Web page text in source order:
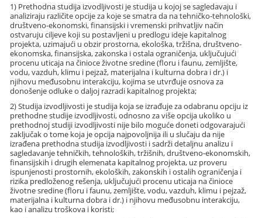
1) Prethodna studija izvodljivosti je studija u kojoj se sagledavaju i
analiziraju različite opcije za koje se smatra da na tehničko-tehnološki,
društveno-ekonomski, finansijski i vremenski prihvatljiv način
ostvaruju ciljeve koji su postavljeni u predlogu ideje kapitalnog
projekta, uzimajući u obzir prostorna, ekološka, tržišna, društveno-
ekonomska, finansijska, zakonska i ostala ograničenja, uključujući
procenu uticaja na činioce životne sredine (floru i faunu, zemljište,
vodu, vazduh, klimu i pejzaž, materijalna i kulturna dobra i dr.) i
njihovu međusobnu interakciju, kojima se utvrđuje osnova za
donošenje odluke o daljoj razradi kapitalnog projekta;
2) Studija izvodljivosti je studija koja se izrađuje za odabranu opciju iz
prethodne studije izvodljivosti, odnosno za više opcija ukoliko u
prethodnoj studiji izvodljivosti nije bilo moguće doneti odgovarajući
zaključak o tome koja je opcija najpovoljnija ili u slučaju da nije
izrađena prethodna studija izvodljivosti i sadrži detaljnu analizu i
sagledavanje tehničkih, tehnoloških, tržišnih, društveno-ekonomskih,
finansijskih i drugih elemenata kapitalnog projekta, uz proveru
ispunjenosti prostornih, ekoloških, zakonskih i ostalih ograničenja i
rizika predloženog rešenja, uključujući procenu uticaja na činioce
životne sredine (floru i faunu, zemljište, vodu, vazduh, klimu i pejzaž,
materijalna i kulturna dobra i dr.) i njihovu međusobnu interakciju,
kao i analizu troškova i koristi;